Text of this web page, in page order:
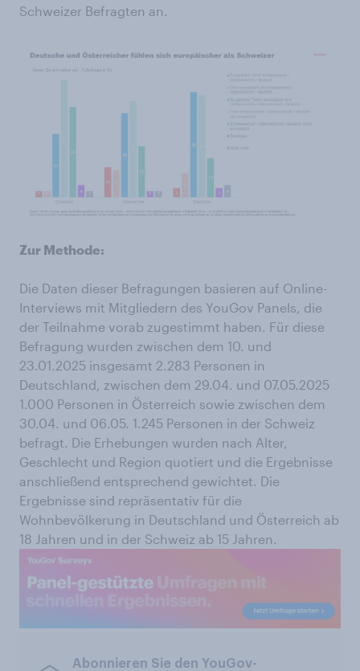
Schweizer Befragten an.
Zur Methode:
Die Daten dieser Befragungen basieren auf Online-
Interviews mit Mitgliedern des YouGov Panels, die
der Teilnahme vorab zugestimmt haben. Für diese
Befragung wurden zwischen dem 10. und
23.01.2025 insgesamt 2.283 Personen in
Deutschland, zwischen dem 29.04. und 07.05.2025
1.000 Personen in Österreich sowie zwischen dem
30.04. und 06.05. 1.245 Personen in der Schweiz
befragt. Die Erhebungen wurden nach Alter,
Geschlecht und Region quotiert und die Ergebnisse
anschließend entsprechend gewichtet. Die
Ergebnisse sind repräsentativ für die
Wohnbevölkerung in Deutschland und Österreich ab
18 Jahren und in der Schweiz ab 15 Jahren.
Abonnieren Sie den YouGov-